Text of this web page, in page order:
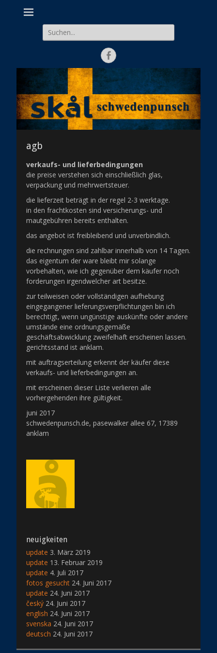
alkoholfreies Heißgetränk mit weihnachtlichen Gewürzen. Bei der
Wahl des Herstellers haben wir sorgfältig darauf geachtet, dass
keine Konzentrate und chemische Zutaten verwendet werden.
Suche
nach:
Facebook
agb
verkaufs- und lieferbedingungen
die preise verstehen sich einschließlich glas,
verpackung und mehrwertsteuer.
die lieferzeit beträgt in der regel 2-3 werktage.
in den frachtkosten sind versicherungs- und
mautgebühren bereits enthalten.
das angebot ist freibleibend und unverbindlich.
die rechnungen sind zahlbar innerhalb von 14 Tagen.
das eigentum der ware bleibt mir solange
vorbehalten, wie ich gegenüber dem käufer noch
forderungen irgendwelcher art besitze.
zur teilweisen oder vollständigen aufhebung
eingegangener lieferungsverpflichtungen bin ich
berechtigt, wenn ungünstige auskünfte oder andere
umstände eine ordnungsgemäße
geschäftsabwicklung zweifelhaft erscheinen lassen.
gerichtsstand ist anklam.
mit auftragserteilung erkennt der käufer diese
verkaufs- und lieferbedingungen an.
mit erscheinen dieser Liste verlieren alle
vorhergehenden ihre gültigkeit.
juni 2017
schwedenpunsch.de, pasewalker allee 67, 17389
anklam
neuigkeiten
update 3. März 2019
update 13. Februar 2019
update 4. Juli 2017
fotos gesucht 24. Juni 2017
update 24. Juni 2017
český 24. Juni 2017
english 24. Juni 2017
svenska 24. Juni 2017
deutsch 24. Juni 2017